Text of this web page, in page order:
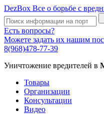
DezBox Все о борьбе с
Есть вопросы?
Можете задать их нашим
8(968)478-77-39
Уничтожение вредителей в
Товары
Организации
Консультации
Видео